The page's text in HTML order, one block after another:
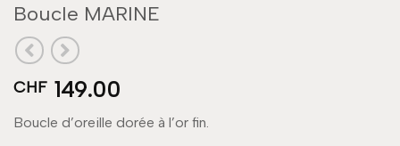
Boucle MARINE
CHF 149.00
Boucle d’oreille dorée à l’or fin.